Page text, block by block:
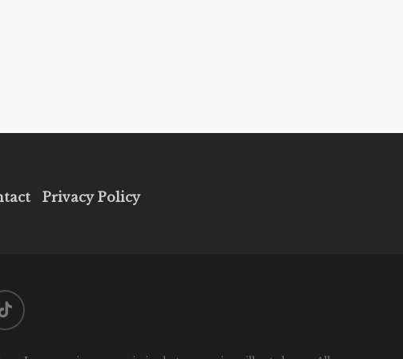
Privacy Policy